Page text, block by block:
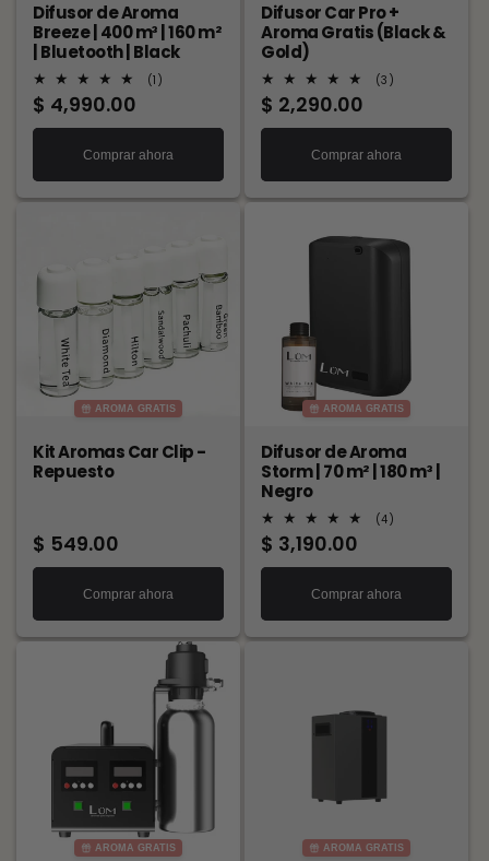
Difusor de Aroma
Breeze | 400 m³ | 160 m²
| Bluetooth | Black
(1)
Precio
habitual
$ 4,990.00
Comprar ahora
Difusor Car Pro +
Aroma Gratis (Black &
Gold)
(3)
Precio
habitual
$ 2,290.00
Comprar ahora
AROMA GRATIS
Kit Aromas Car Clip -
Repuesto
Precio
habitual
$ 549.00
Comprar ahora
AROMA GRATIS
Difusor de Aroma
Storm | 70 m² | 180 m³ |
Negro
(4)
Precio
habitual
$ 3,190.00
Comprar ahora
AROMA GRATIS AROMA GRATIS